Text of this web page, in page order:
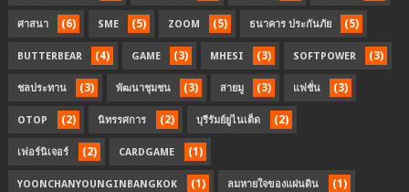
ศาสนา (6) SME (5) ZOOM (5) ธนาคาร ประกันภัย (5)
BUTTERBEAR (4) GAME (3) MHESI (3) SOFTPOWER (3)
ชลประทาน (3) พัฒนาชุมชน (3) สายมู (3) แฟชั่น (3)
OTOP (2) นิทรรศการ (2) บุรีรัมย์ยูไนเต็ด (2)
เฟอร์นิเจอร์ (2) CARDGAME (1)
YOONCHANYOUNGINBANGKOK (1) ลมหายใจของแผ่นดิน (1)